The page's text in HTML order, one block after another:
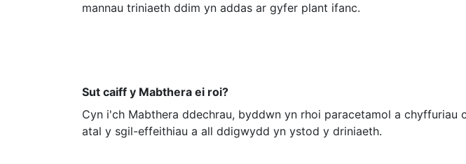
mannau triniaeth ddim yn addas ar gyfer plant ifanc.
Sut caiff y Mabthera ei roi?
Cyn i'ch Mabthera ddechrau, byddwn yn rhoi paracetamol a
atal y sgil-effeithiau a all ddigwydd yn ystod y driniaeth.